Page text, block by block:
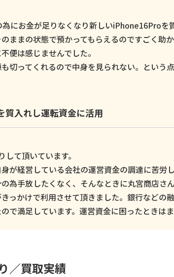
にお金が足りなくなり新しいiPhone16Proを
ままの状態で預かってもらえるのですごく助
便は感じませんでした。
切ってくれるので中身を見られない。という
質入れし運転資金に活用
て頂いています。
が経営している会社の運営資金の調達に苦労
為手放したくなく、そんなときに丸宮商店さ
っかけで利用させて頂きました。銀行などの
で満足しています。運営資金に困ったときは
／買取実績